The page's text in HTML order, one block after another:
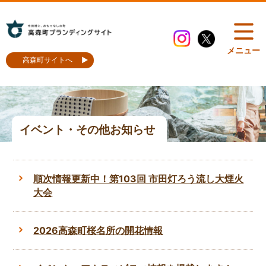
高森町サイトへ
メニュー
イベント・その他お知らせ
順次情報更新中！第103回 市田灯ろう流し大煙火
大会
2026高森町桜名所の開花情報